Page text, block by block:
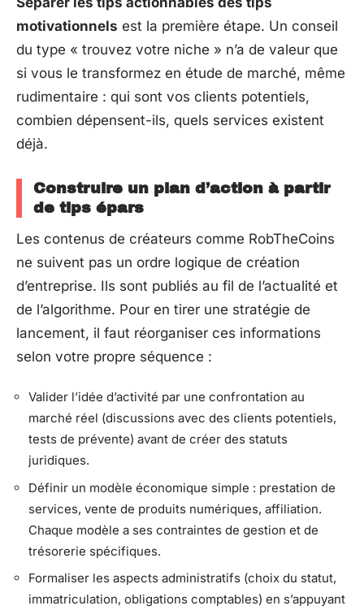
motivationnels est la première étape. Un conseil
du type « trouvez votre niche » n’a de valeur que
si vous le transformez en étude de marché, même
rudimentaire : qui sont vos clients potentiels,
combien dépensent-ils, quels services existent
déjà.
Construire un plan d’action à partir
de tips épars
Les contenus de créateurs comme RobTheCoins
ne suivent pas un ordre logique de création
d’entreprise. Ils sont publiés au fil de l’actualité et
de l’algorithme. Pour en tirer une stratégie de
lancement, il faut réorganiser ces informations
selon votre propre séquence :
Valider l’idée d’activité par une confrontation au
marché réel (discussions avec des clients potentiels,
tests de prévente) avant de créer des statuts
juridiques.
Définir un modèle économique simple : prestation de
services, vente de produits numériques, affiliation.
Chaque modèle a ses contraintes de gestion et de
trésorerie spécifiques.
Formaliser les aspects administratifs (choix du statut,
immatriculation, obligations comptables) en s’appuyant